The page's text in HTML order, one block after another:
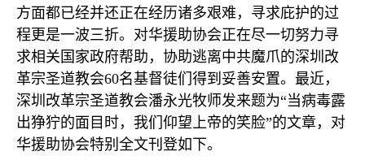
方面都已经并还正在经历诸多艰难，寻求庇护的过
程更是一波三折。对华援助协会正在尽一切努力寻
求相关国家政府帮助，协助逃离中共魔爪的深圳改
革宗圣道教会60名基督徒们得到妥善安置。最近，
深圳改革宗圣道教会潘永光牧师发来题为“当病毒露
出狰狞的面目时，我们仰望上帝的笑脸”的文章，对
华援助协会特别全文刊登如下。